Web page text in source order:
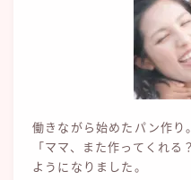
働きながら始めたパン作り
「ママ、また作ってくれ
ようになりました。